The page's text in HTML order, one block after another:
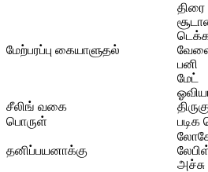
மேற்பரப்பு கையாளுதல்
திரை
பனி
மேட்
சீலிங் வகை
பொருள்
தனிப்பயனாக்கு
அச்சு